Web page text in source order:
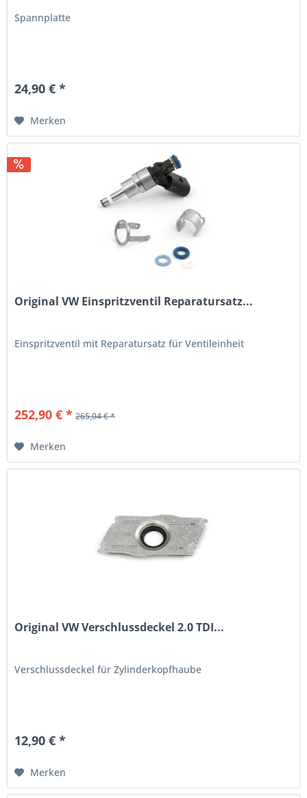
Spannplatte
24,90 € *
Merken
Original VW Einspritzventil Reparatursatz...
Einspritzventil mit Reparatursatz für Ventileinheit
252,90 € * 265,04 € *
Merken
Original VW Verschlussdeckel 2.0 TDI...
Verschlussdeckel für Zylinderkopfhaube
12,90 € *
Merken